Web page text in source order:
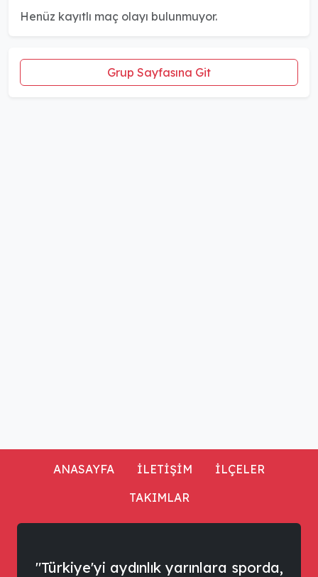
Henüz kayıtlı maç olayı bulunmuyor.
Grup Sayfasına Git
ANASAYFA İLETİŞİM
İLÇELER
TAKIMLAR
"Türkiye'yi aydınlık yarınlara sporda,